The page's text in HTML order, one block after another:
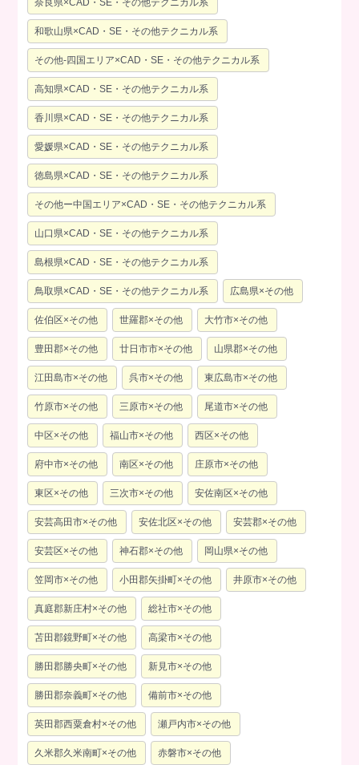
奈良県×CAD・SE・その他テクニカル系
和歌山県×CAD・SE・その他テクニカル系
その他-四国エリア×CAD・SE・その他テクニカル系
高知県×CAD・SE・その他テクニカル系
香川県×CAD・SE・その他テクニカル系
愛媛県×CAD・SE・その他テクニカル系
徳島県×CAD・SE・その他テクニカル系
その他ー中国エリア×CAD・SE・その他テクニカル系
山口県×CAD・SE・その他テクニカル系
島根県×CAD・SE・その他テクニカル系
鳥取県×CAD・SE・その他テクニカル系 広島県×その他
佐伯区×その他 世羅郡×その他 大竹市×その他
豊田郡×その他 廿日市市×その他 山県郡×その他
江田島市×その他 呉市×その他 東広島市×その他
竹原市×その他 三原市×その他 尾道市×その他
中区×その他 福山市×その他 西区×その他
府中市×その他 南区×その他 庄原市×その他
東区×その他 三次市×その他 安佐南区×その他
安芸高田市×その他 安佐北区×その他 安芸郡×その他
安芸区×その他 神石郡×その他 岡山県×その他
笠岡市×その他 小田郡矢掛町×その他 井原市×その他
真庭郡新庄村×その他 総社市×その他
苫田郡鏡野町×その他 高梁市×その他
勝田郡勝央町×その他 新見市×その他
勝田郡奈義町×その他 備前市×その他
英田郡西粟倉村×その他 瀬戸内市×その他
久米郡久米南町×その他 赤磐市×その他